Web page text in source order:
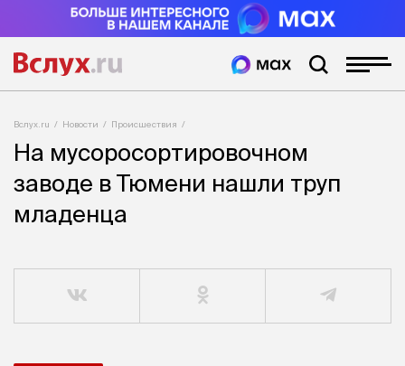
Вслух.ru Новости Происшествия
На мусоросортировочном
заводе в Тюмени нашли труп
младенца